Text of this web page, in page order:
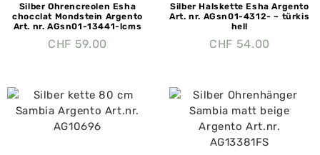
Silber Ohrencreolen Esha
chocclat Mondstein Argento
Art. nr. AGsn01-13441-lcms
CHF 59.00
Silber Halskette Esha Argento
Art. nr. AGsn01-4312- – türkis
hell
CHF 54.00